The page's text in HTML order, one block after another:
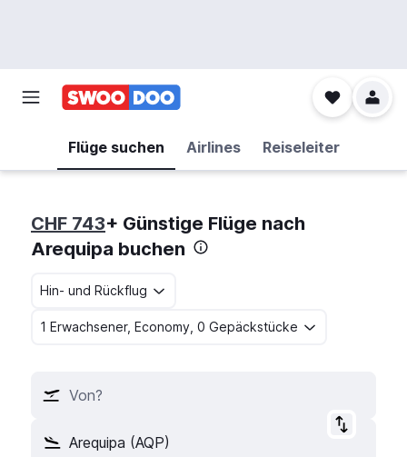
Flüge suchen Airlines Reiseleiter
CHF 743+ Günstige Flüge nach
Arequipa buchen
Hin- und Rückflug
1 Erwachsener, Economy, 0 Gepäckstücke
Von?
Arequipa (AQP)